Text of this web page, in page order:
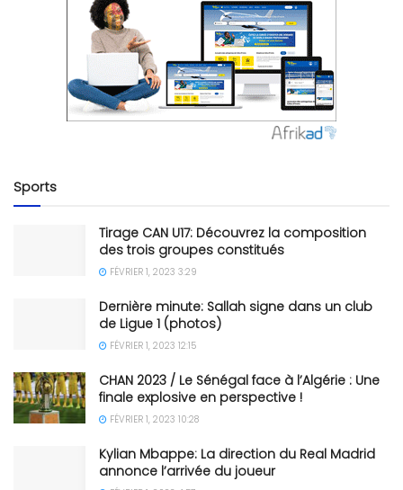
Sports
Tirage CAN U17: Découvrez la composition
des trois groupes constitués
FÉVRIER 1, 2023 3:29
Dernière minute: Sallah signe dans un club
de Ligue 1 (photos)
FÉVRIER 1, 2023 12:15
CHAN 2023 / Le Sénégal face à l’Algérie : Une
finale explosive en perspective !
FÉVRIER 1, 2023 10:28
Kylian Mbappe: La direction du Real Madrid
annonce l’arrivée du joueur